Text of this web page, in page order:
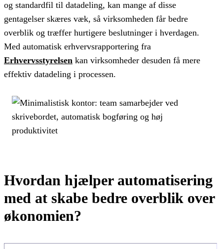
og standardfil til datadeling, kan mange af disse
gentagelser skæres væk, så virksomheden får bedre
overblik og træffer hurtigere beslutninger i hverdagen.
Med automatisk erhvervsrapportering fra
Erhvervsstyrelsen kan virksomheder desuden få mere
effektiv datadeling i processen.
Hvordan hjælper automatisering
med at skabe bedre overblik over
økonomien?